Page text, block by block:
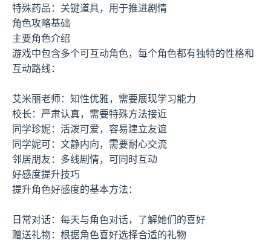
特殊药品：关键道具，用于推进剧情
角色攻略基础
主要角色介绍
游戏中包含多个可互动角色，每个角色都有独特的性格和
互动路线：
艾米丽老师：知性优雅，需要展现学习能力
校长：严肃认真，需要特殊方法接近
同学珍妮：活泼可爱，容易建立友谊
同学妮可：文静内向，需要耐心交流
邻居朋友：多线剧情，可同时互动
好感度提升技巧
提升角色好感度的基本方法：
日常对话：每天与角色对话，了解她们的喜好
赠送礼物：根据角色喜好选择合适的礼物